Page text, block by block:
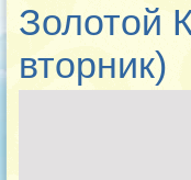
Золотой
вторник)